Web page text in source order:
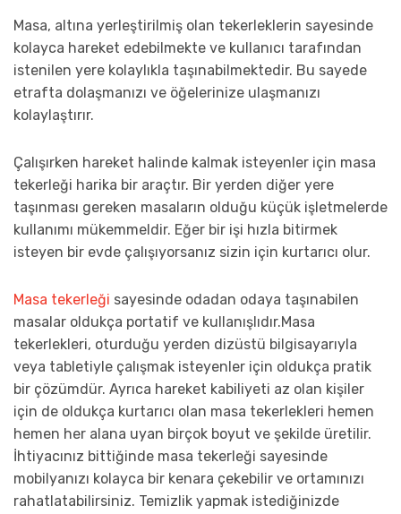
Masa, altına yerleştirilmiş olan tekerleklerin sayesinde
kolayca hareket edebilmekte ve kullanıcı tarafından
istenilen yere kolaylıkla taşınabilmektedir. Bu sayede
etrafta dolaşmanızı ve öğelerinize ulaşmanızı
kolaylaştırır.
Çalışırken hareket halinde kalmak isteyenler için masa
tekerleği harika bir araçtır. Bir yerden diğer yere
taşınması gereken masaların olduğu küçük işletmelerde
kullanımı mükemmeldir. Eğer bir işi hızla bitirmek
isteyen bir evde çalışıyorsanız sizin için kurtarıcı olur.
Masa tekerleği sayesinde odadan odaya taşınabilen
masalar oldukça portatif ve kullanışlıdır.Masa
tekerlekleri, oturduğu yerden dizüstü bilgisayarıyla
veya tabletiyle çalışmak isteyenler için oldukça pratik
bir çözümdür. Ayrıca hareket kabiliyeti az olan kişiler
için de oldukça kurtarıcı olan masa tekerlekleri hemen
hemen her alana uyan birçok boyut ve şekilde üretilir.
İhtiyacınız bittiğinde masa tekerleği sayesinde
mobilyanızı kolayca bir kenara çekebilir ve ortamınızı
rahatlatabilirsiniz. Temizlik yapmak istediğinizde